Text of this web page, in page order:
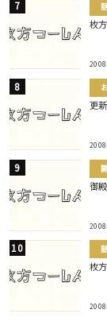
枚
2008
更
2008
御
2008
枚
2008